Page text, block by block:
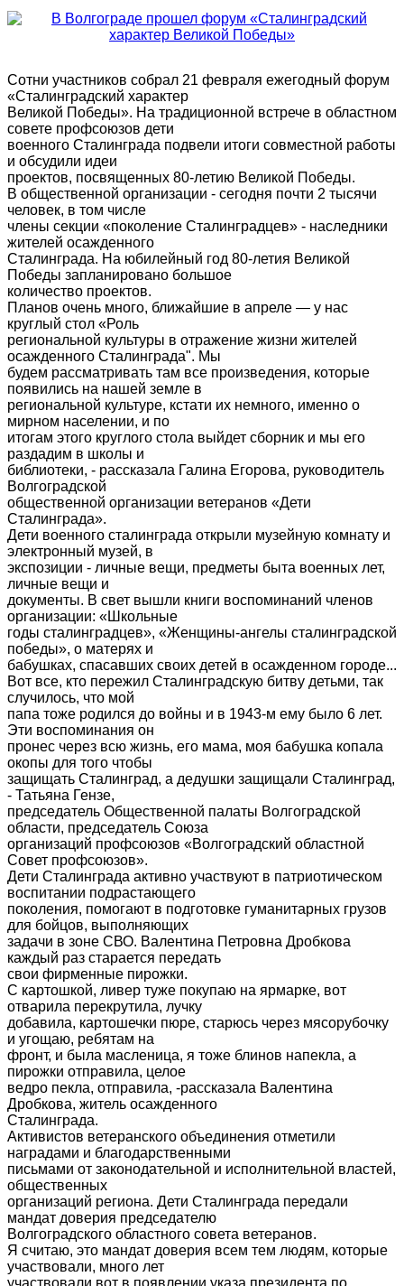
Сотни участников собрал 21 февраля ежегодный форум
«Сталинградский характер
Великой Победы». На традиционной встрече в областном
совете профсоюзов дети
военного Сталинграда подвели итоги совместной работы
и обсудили идеи
проектов, посвященных 80-летию Великой Победы.
В общественной организации - сегодня почти 2 тысячи
человек, в том числе
члены секции «поколение Сталинградцев» - наследники
жителей осажденного
Сталинграда. На юбилейный год 80-летия Великой
Победы запланировано большое
количество проектов.
Планов очень много, ближайшие в апреле — у нас
круглый стол «Роль
региональной культуры в отражение жизни жителей
осажденного Сталинграда". Мы
будем рассматривать там все произведения, которые
появились на нашей земле в
региональной культуре, кстати их немного, именно о
мирном населении, и по
итогам этого круглого стола выйдет сборник и мы его
раздадим в школы и
библиотеки, - рассказала Галина Егорова, руководитель
Волгоградской
общественной организации ветеранов «Дети
Сталинграда».
Дети военного сталинграда открыли музейную комнату и
электронный музей, в
экспозиции - личные вещи, предметы быта военных лет,
личные вещи и
документы. В свет вышли книги воспоминаний членов
организации: «Школьные
годы сталинградцев», «Женщины-ангелы сталинградской
победы», о матерях и
бабушках, спасавших своих детей в осажденном городе...
Вот все, кто пережил Сталинградскую битву детьми, так
случилось, что мой
папа тоже родился до войны и в 1943-м ему было 6 лет.
Эти воспоминания он
пронес через всю жизнь, его мама, моя бабушка копала
окопы для того чтобы
защищать Сталинград, а дедушки защищали Сталинград,
- Татьяна Гензе,
председатель Общественной палаты Волгоградской
области, председатель Союза
организаций профсоюзов «Волгоградский областной
Совет профсоюзов».
Дети Сталинграда активно участвуют в патриотическом
воспитании подрастающего
поколения, помогают в подготовке гуманитарных грузов
для бойцов, выполняющих
задачи в зоне СВО. Валентина Петровна Дробкова
каждый раз старается передать
свои фирменные пирожки.
С картошкой, ливер туже покупаю на ярмарке, вот
отварила перекрутила, лучку
добавила, картошечки пюре, старюсь через мясорубочку
и угощаю, ребятам на
фронт, и была масленица, я тоже блинов напекла, а
пирожки отправила, целое
ведро пекла, отправила, -рассказала Валентина
Дробкова, житель осажденного
Сталинграда.
Активистов ветеранского объединения отметили
наградами и благодарственными
письмами от законодательной и исполнительной властей,
общественных
организаций региона. Дети Сталинграда передали
мандат доверия председателю
Волгоградского областного совета ветеранов.
Я считаю, это мандат доверия всем тем людям, которые
участвовали, много лет
участвовали вот в появлении указа президента по